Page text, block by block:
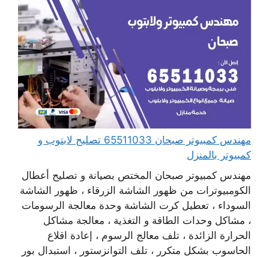
مهندس كمبيوتر صبحان 65511033 تصليح لابتوب و
كمبيوتر بالمنزل
مهندس كمبيوتر صبحان المختص بصيانة و تصليح أعطال
الكومبيوترات من ظهور الشاشة الزرقاء ، ظهور الشاشة
السوداء ، تعطيل كرت الشاشة وحدة معالجة الرسومات
، مشاكل وحدات الطاقة و التغذية ، معالجة مشاكل
الحرارة الزائدة ، تلف معالج الرسوم ، إعادة اقلاع
الحاسوب بشكل متكرر ، تلف التوانزستور ، استبدال بور